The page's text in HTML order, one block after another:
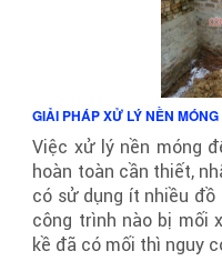
GIẢI PHÁP XỬ LÝ NỀN
Việc xử lý nền móng
hoàn toàn cần thiết,
có sử dụng ít nhiều đồ
công trình nào bị mối
kề đã có mối thì nguy